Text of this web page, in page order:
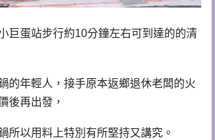
巨蛋站步行約10分鐘左右可到達的的清
的年輕人，接手原本返鄉退休老闆的火
後再出發，
所以用料上特別有所堅持又講究。